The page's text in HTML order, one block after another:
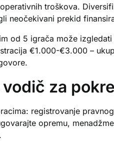
troškova.
neočekivani prekid
od 5 igrača može
€1.000-€3.000 –
za
registrovanje
opremu,